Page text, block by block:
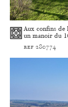
Aux confins de
un manoir du
ref 280774